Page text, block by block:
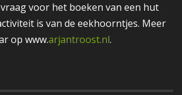
voor het boeken van een hut
is van de eekhoorntjes. Meer
op www.arjantroost.nl.